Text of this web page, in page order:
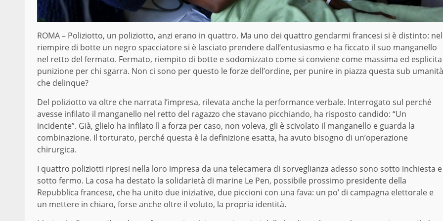
ROMA – Poliziotto, un poliziotto, anzi erano in quattro. Ma uno dei quattro gendarmi francesi si è distinto: nel
riempire di botte un negro spacciatore si è lasciato prendere dall’entusiasmo e ha ficcato il suo manganello
nel retto del fermato. Fermato, riempito di botte e sodomizzato come si conviene come massima ed esplicita
punizione per chi sgarra. Non ci sono per questo le forze dell’ordine, per punire in piazza questa sub umanità
che delinque?
Del poliziotto va oltre che narrata l’impresa, rilevata anche la performance verbale. Interrogato sul perché
avesse infilato il manganello nel retto del ragazzo che stavano picchiando, ha risposto candido: “Un
incidente”. Già, glielo ha infilato lì a forza per caso, non voleva, gli è scivolato il manganello e guarda la
combinazione. Il torturato, perché questa è la definizione esatta, ha avuto bisogno di un’operazione
chirurgica.
I quattro poliziotti ripresi nella loro impresa da una telecamera di sorveglianza adesso sono sotto inchiesta e
sotto fermo. La cosa ha destato la solidarietà di marine Le Pen, possibile prossimo presidente della
Repubblica francese, che ha unito due iniziative, due piccioni con una fava: un po’ di campagna elettorale e
un mettere in chiaro, forse anche oltre il voluto, la propria identità.